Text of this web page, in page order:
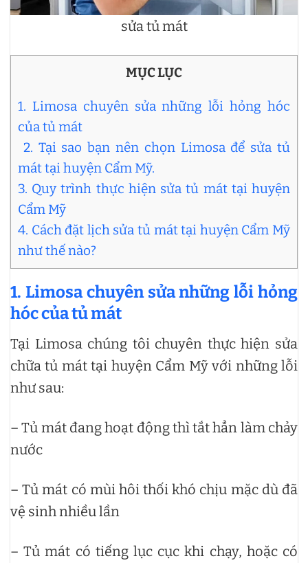
sửa tủ mát
MỤC LỤC
1. Limosa chuyên sửa những lỗi hỏng hóc
của tủ mát
2. Tại sao bạn nên chọn Limosa để sửa tủ
mát tại huyện Cẩm Mỹ.
3. Quy trình thực hiện sửa tủ mát tại huyện
Cẩm Mỹ
4. Cách đặt lịch sửa tủ mát tại huyện Cẩm Mỹ
như thế nào?
1. Limosa chuyên sửa những lỗi hỏng
hóc của tủ mát
Tại Limosa chúng tôi chuyên thực hiện sửa
chữa tủ mát tại huyện Cẩm Mỹ với những lỗi
như sau:
– Tủ mát đang hoạt động thì tắt hẳn làm chảy
nước
– Tủ mát có mùi hôi thối khó chịu mặc dù đã
vệ sinh nhiều lần
– Tủ mát có tiếng lục cục khi chạy, hoặc có